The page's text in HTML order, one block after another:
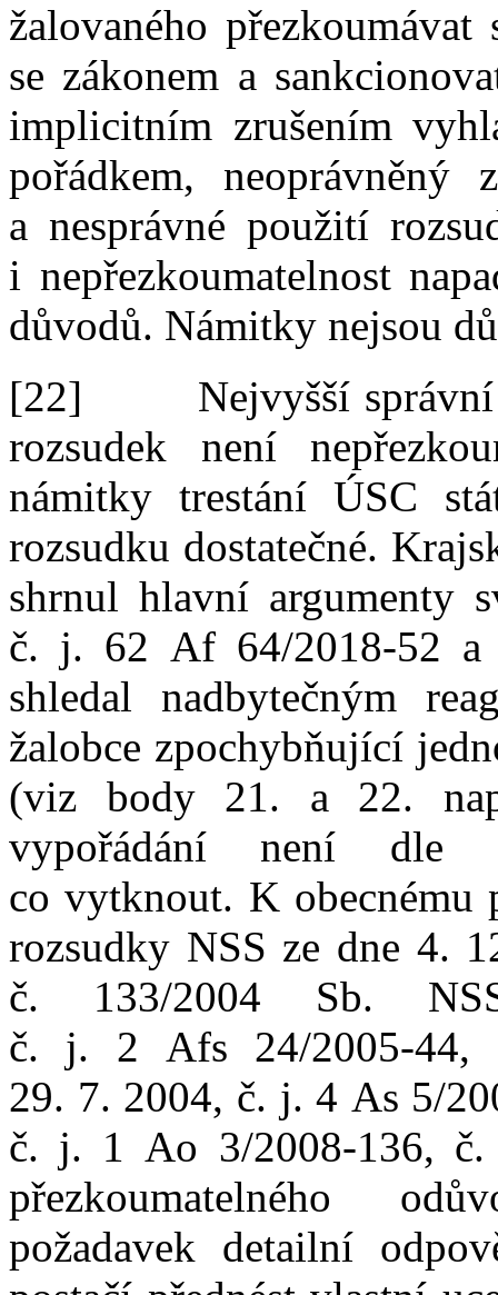
žalovaného
se zákonem a
implicitním zrušením
pořádkem, neoprávněný
a nesprávné použití
i nepřezkoumatelnost
důvodů. Námitky nejsou
[22]
Nejvyšší
rozsudek není
námitky trestání ÚSC
rozsudku dostatečné.
shrnul hlavní argumenty
č. j. 62 Af 64/2018‑52 a
shledal nadbytečným
žalobce zpochybňující
(viz body 21.
a 22.
vypořádání není dle
co vytknout. K obecnému
rozsudky NSS ze dne 4.
č.
133/2004 Sb.
č.
j. 2 Afs 24/2005‑44,
29. 7. 2004, č. j. 4 As 5/
č. j. 1 Ao 3/2008‑136, č.
přezkoumatelného
požadavek detailní